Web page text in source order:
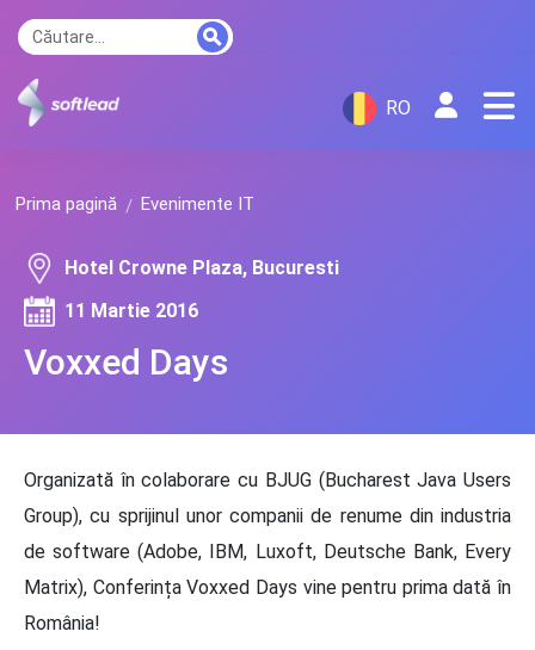
RO
Prima pagină Evenimente IT
Voxxed Days
Hotel Crowne Plaza, Bucuresti
11 Martie 2016
Organizată în colaborare cu BJUG (Bucharest Java Users
Group), cu sprijinul unor companii de renume din industria
de software (Adobe, IBM, Luxoft, Deutsche Bank, Every
Matrix), Conferința Voxxed Days vine pentru prima dată în
România!